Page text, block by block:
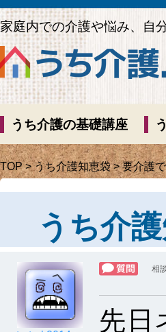
家庭内での介護や悩み、自
うち介護の基礎講座
TOP>うち介護知恵袋> 要介護
うち介
相
先日